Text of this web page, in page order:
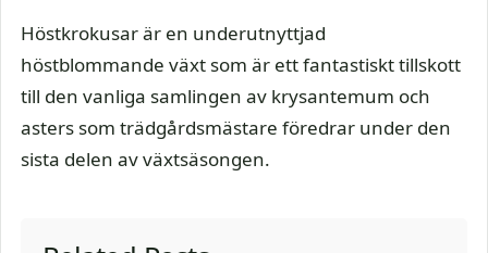
Höstkrokusar är en underutnyttjad
höstblommande växt som är ett fantastiskt tillskott
till den vanliga samlingen av krysantemum och
asters som trädgårdsmästare föredrar under den
sista delen av växtsäsongen.